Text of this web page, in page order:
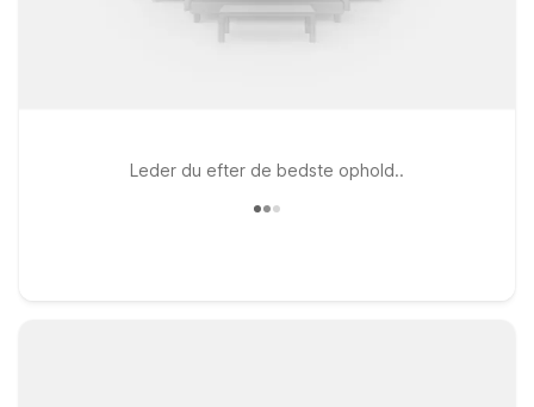
Leder du efter de bedste ophold..